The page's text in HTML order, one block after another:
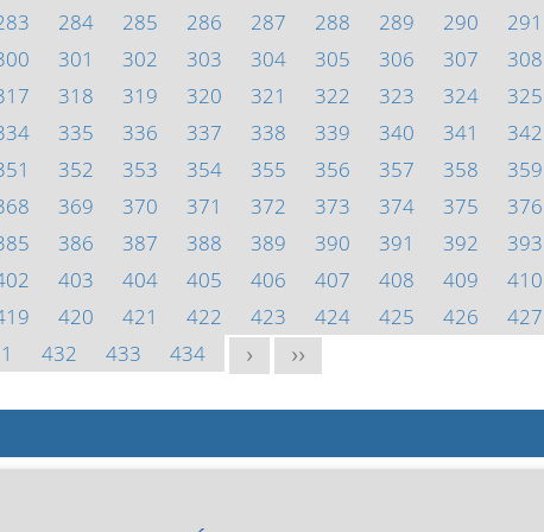
284 285 286 287 288 289 290 291
301 302 303 304 305 306 307 308
318 319 320 321 322 323 324 325
335 336 337 338 339 340 341 342
352 353 354 355 356 357 358 359
369 370 371 372 373 374 375 376
386 387 388 389 390 391 392 393
403 404 405 406 407 408 409 410
420 421 422 423 424 425 426 427
432 433 434 > >>